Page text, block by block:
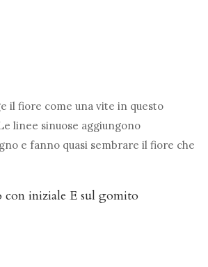
il fiore come una vite in questo
linee sinuose aggiungono
e fanno quasi sembrare il fiore che
iniziale E sul gomito